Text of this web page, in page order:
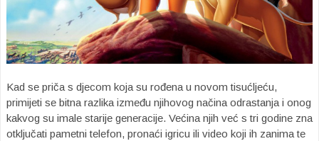
Kad se priča s djecom koja su rođena u novom tisućljeću,
primijeti se bitna razlika između njihovog načina odrastanja i onog
kakvog su imale starije generacije. Većina njih već s tri godine zna
otključati pametni telefon, pronaći igricu ili video koji ih zanima te